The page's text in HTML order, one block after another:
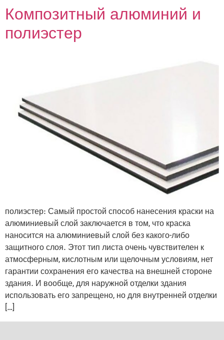
Композитный алюминий и
полиэстер
полиэстер: Самый простой способ нанесения краски на
алюминиевый слой заключается в том, что краска
наносится на алюминиевый слой без какого-либо
защитного слоя. Этот тип листа очень чувствителен к
атмосферным, кислотным или щелочным условиям, нет
гарантии сохранения его качества на внешней стороне
здания. И вообще, для наружной отделки здания
использовать его запрещено, но для внутренней отделки
[…]